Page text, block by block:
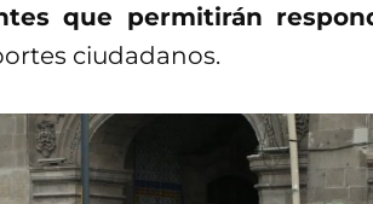
que permitirán
ciudadanos.